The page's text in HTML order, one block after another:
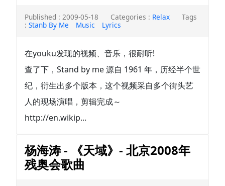
Published : 2009-05-18 Categories : Relax
Tags
: Stanb By Me Music Lyrics
在youku发现的视频、音乐，很耐听!
查了下，Stand by me 源自 1961 年，历经半个世
纪，衍生出多个版本，这个视频采自多个街头艺
人的现场演唱，剪辑完成～
http://en.wikip...
杨海涛 - 《天域》- 北京2008年
残奥会歌曲